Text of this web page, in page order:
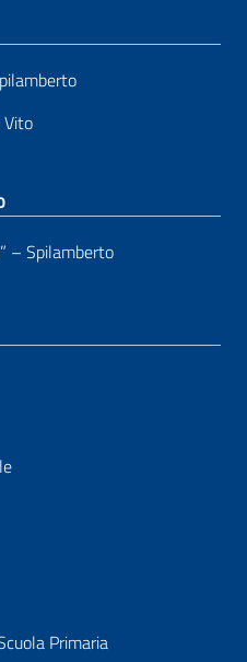
Vito
– Spilamberto
Primaria